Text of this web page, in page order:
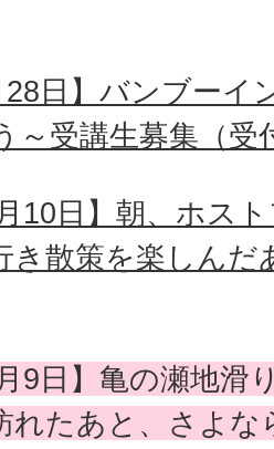
28日】バンブー
～受講生募集（受
10日】朝、ホス
き散策を楽しんだ
9日】亀の瀬地滑
れたあと、さよ